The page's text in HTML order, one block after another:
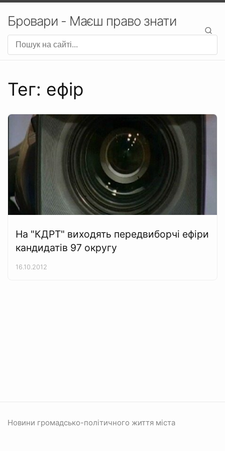
Бровари - Маєш право знати
Тег: ефір
На "КДРТ" виходять передвиборчі ефіри
кандидатів 97 округу
16.10.2012
Новини громадсько-політичного життя міста